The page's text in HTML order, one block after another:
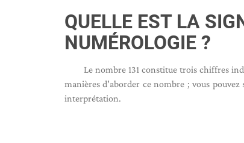
QUELLE EST LA
NUMÉROLOGIE ?
Le nombre 131 constitue trois chiffres
manières d'aborder ce nombre ; vous pouvez
interprétation.